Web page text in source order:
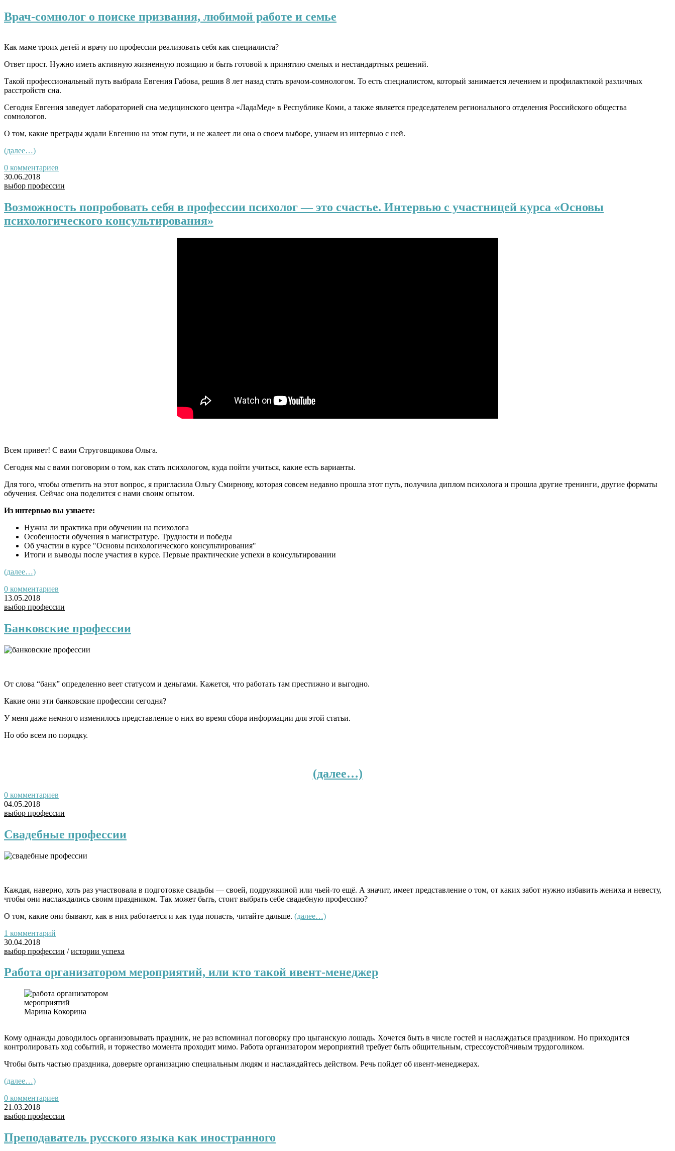
Врач-сомнолог о поиске призвания, любимой работе и семье
Как маме троих детей и врачу по профессии реализовать себя как специалиста?
Ответ прост. Нужно иметь активную жизненную позицию и быть готовой к принятию смелых и нестандартных решений.
Такой профессиональный путь выбрала Евгения Габова, решив 8 лет назад стать врачом-сомнологом. То есть специалистом, который занимается лечением и профилактикой различных
расстройств сна.
Сегодня Евгения заведует лабораторией сна медицинского центра «ЛадаМед» в Республике Коми, а также является председателем регионального отделения Российского общества
сомнологов.
О том, какие преграды ждали Евгению на этом пути, и не жалеет ли она о своем выборе, узнаем из интервью с ней.
(далее…)
0 комментариев
30.06.2018
выбор профессии
Возможность попробовать себя в профессии психолог — это счастье. Интервью с участницей курса «Основы
психологического консультирования»
Всем привет! С вами Струговщикова Ольга.
Сегодня мы с вами поговорим о том, как стать психологом, куда пойти учиться, какие есть варианты.
Для того, чтобы ответить на этот вопрос, я пригласила Ольгу Смирнову, которая совсем недавно прошла этот путь, получила диплом психолога и прошла другие тренинги, другие форматы
обучения. Сейчас она поделится с нами своим опытом.
Из интервью вы узнаете:
Нужна ли практика при обучении на психолога
Особенности обучения в магистратуре. Трудности и победы
Об участии в курсе "Основы психологического консультирования"
Итоги и выводы после участия в курсе. Первые практические успехи в консультировании
(далее…)
0 комментариев
13.05.2018
выбор профессии
Банковские профессии
От слова “банк” определенно веет статусом и деньгами. Кажется, что работать там престижно и выгодно.
Какие они эти банковские профессии сегодня?
У меня даже немного изменилось представление о них во время сбора информации для этой статьи.
Но обо всем по порядку.
(далее…)
0 комментариев
04.05.2018
выбор профессии
Свадебные профессии
Каждая, наверно, хоть раз участвовала в подготовке свадьбы — своей, подружкиной или чьей-то ещё. А значит, имеет представление о том, от каких забот нужно избавить жениха и невесту,
чтобы они наслаждались своим праздником. Так может быть, стоит выбрать себе свадебную профессию?
О том, какие они бывают, как в них работается и как туда попасть, читайте дальше. (далее…)
1 комментарий
30.04.2018
выбор профессии /истории успеха
Работа организатором мероприятий, или кто такой ивент-менеджер
Марина Кокорина
Кому однажды доводилось организовывать праздник, не раз вспоминал поговорку про цыганскую лошадь. Хочется быть в числе гостей и наслаждаться праздником. Но приходится
контролировать ход событий, и торжество момента проходит мимо. Работа организатором мероприятий требует быть общительным, стрессоустойчивым трудоголиком.
Чтобы быть частью праздника, доверьте организацию специальным людям и наслаждайтесь действом. Речь пойдет об ивент-менеджерах.
(далее…)
0 комментариев
21.03.2018
выбор профессии
Преподаватель русского языка как иностранного